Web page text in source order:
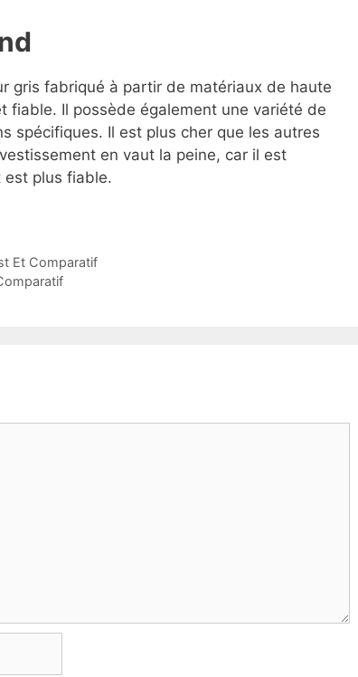
gris fabriqué à partir de matériaux de haute
fiable. Il possède également une variété de
spécifiques. Il est plus cher que les autres
en vaut la peine, car il est
plus fiable.
Et Comparatif